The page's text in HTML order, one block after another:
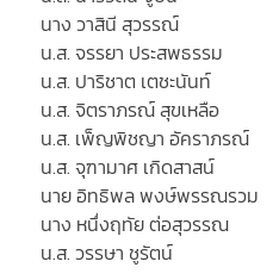
นาง วาสินี สุวรรณ์
น.ส. จรรยา ประสพธรรม
น.ส. ปาริชาต เตชะนันท์
น.ส. จิตราภรณ์ สุขเหลือ
น.ส. เพ็ญพิชญา อัคราภรณ์
น.ส. จุฑามาศ เกิดสาสน์
นาย อิทธิพล พงษ์พรรณรวม
นาง หนึ่งฤทัย ต่อสุวรรณ
น.ส. วรรษา ชูรัตน์